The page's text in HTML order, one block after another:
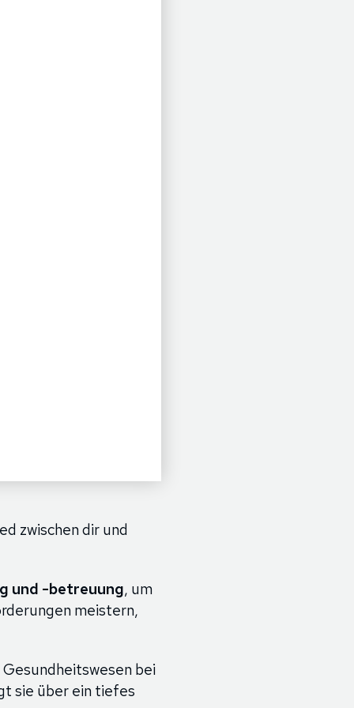
zwischen dir und
und -betreuung, um
meistern,
bei
sie über ein tiefes